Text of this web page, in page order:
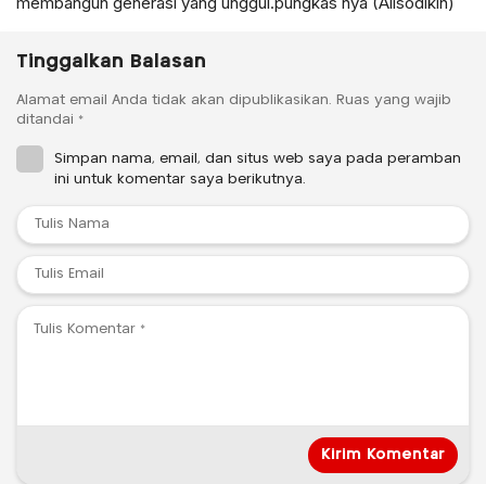
Tinggalkan Balasan
Alamat email Anda tidak akan dipublikasikan. Ruas yang wajib
ditandai *
Simpan nama, email, dan situs web saya pada peramban
ini untuk komentar saya berikutnya.